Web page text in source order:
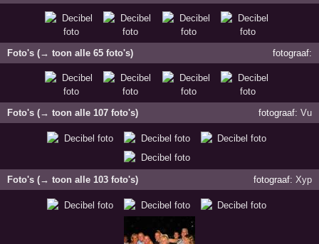
Foto's (→ toon alle 65 foto's) fotograaf:
Foto's (→ toon alle 107 foto's) fotograaf: Vu
Foto's (→ toon alle 103 foto's) fotograaf: Xyp